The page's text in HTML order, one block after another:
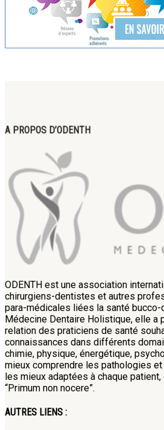
A PROPOS D’ODENTH
ODENTH est une association
chirurgiens-dentistes et autres
para-médicales liées la santé bucco-
Médecine Dentaire Holistique, elle a
relation des praticiens de santé
connaissances dans différents
chimie, physique, énergétique,
mieux comprendre les pathologies
les mieux adaptées à chaque
“Primum non nocere”.
AUTRES LIENS :